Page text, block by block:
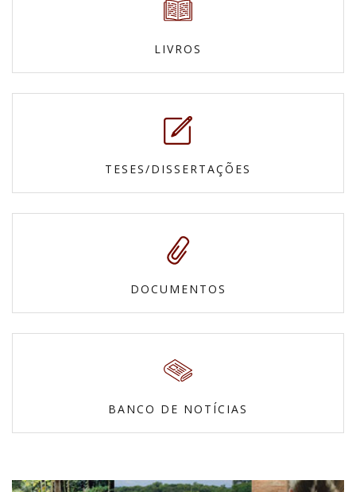
LIVROS
TESES/DISSERTAÇÕES
DOCUMENTOS
BANCO DE NOTÍCIAS